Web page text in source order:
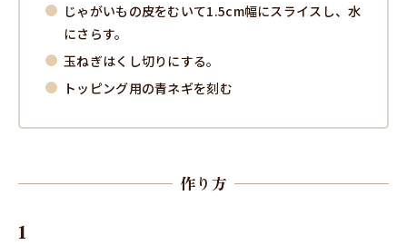
じゃがいもの皮をむいて1.5cm幅にスライスし、水
にさらす。
玉ねぎはくし切りにする。
トッピング用の青ネギを刻む
作り方